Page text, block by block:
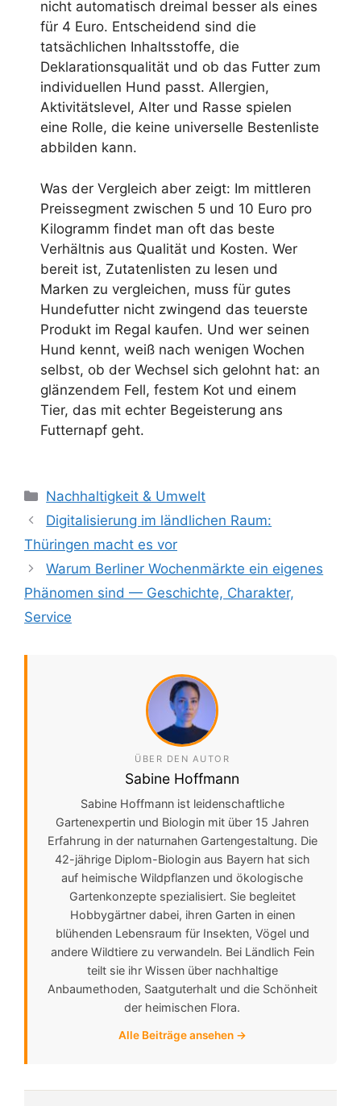
nicht automatisch dreimal besser als eines
für 4 Euro. Entscheidend sind die
tatsächlichen Inhaltsstoffe, die
Deklarationsqualität und ob das Futter zum
individuellen Hund passt. Allergien,
Aktivitätslevel, Alter und Rasse spielen
eine Rolle, die keine universelle Bestenliste
abbilden kann.
Was der Vergleich aber zeigt: Im mittleren
Preissegment zwischen 5 und 10 Euro pro
Kilogramm findet man oft das beste
Verhältnis aus Qualität und Kosten. Wer
bereit ist, Zutatenlisten zu lesen und
Marken zu vergleichen, muss für gutes
Hundefutter nicht zwingend das teuerste
Produkt im Regal kaufen. Und wer seinen
Hund kennt, weiß nach wenigen Wochen
selbst, ob der Wechsel sich gelohnt hat: an
glänzendem Fell, festem Kot und einem
Tier, das mit echter Begeisterung ans
Futternapf geht.
Kategorien
Nachhaltigkeit & Umwelt
Digitalisierung im ländlichen Raum:
Thüringen macht es vor
Warum Berliner Wochenmärkte ein eigenes
Phänomen sind — Geschichte, Charakter,
Service
ÜBER DEN AUTOR
Sabine Hoffmann
Sabine Hoffmann ist leidenschaftliche
Gartenexpertin und Biologin mit über 15 Jahren
Erfahrung in der naturnahen Gartengestaltung. Die
42-jährige Diplom-Biologin aus Bayern hat sich
auf heimische Wildpflanzen und ökologische
Gartenkonzepte spezialisiert. Sie begleitet
Hobbygärtner dabei, ihren Garten in einen
blühenden Lebensraum für Insekten, Vögel und
andere Wildtiere zu verwandeln. Bei Ländlich Fein
teilt sie ihr Wissen über nachhaltige
Anbaumethoden, Saatguterhalt und die Schönheit
der heimischen Flora.
Alle Beiträge ansehen →